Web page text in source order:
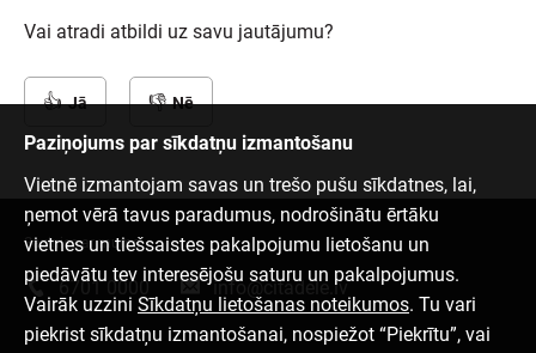
Vai atradi atbildi uz savu jautājumu?
Jā Nē
Paziņojums par sīkdatņu izmantošanu
Vietnē izmantojam savas un trešo pušu sīkdatnes, lai,
ņemot vērā tavus paradumus, nodrošinātu ērtāku
vietnes un tiešsaistes pakalpojumu lietošanu un
piedāvātu tev interesējošu saturu un pakalpojumus.
Vairāk uzzini Sīkdatņu lietošanas noteikumos. Tu vari
piekrist sīkdatņu izmantošanai, nospiežot “Piekrītu”, vai
Sazinies ar mums
6701 0000 info@citadele.lv